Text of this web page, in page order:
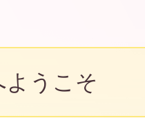
ようこそ